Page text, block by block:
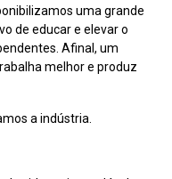
uma grande
de educar e elevar o
Afinal, um
melhor e produz
a indústria.